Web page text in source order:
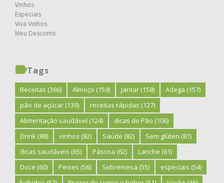
Vinhos
Especiais
Viva Vinhos
Meu Desconto
Tags
Receitas (366) Almoço (159) Jantar (158) Adega (157)
pão de açúcar (139) receitas rápidas (127)
Alimentação saudável (124) dicas do Pão (106)
Drink (88) vinhos (82) Saúde (82) Sem glúten (81)
dicas saudáveis (65) Páscoa (62) Lanche (61)
Doce (60) Peixes (56) Sobremesa (55) especiais (54)